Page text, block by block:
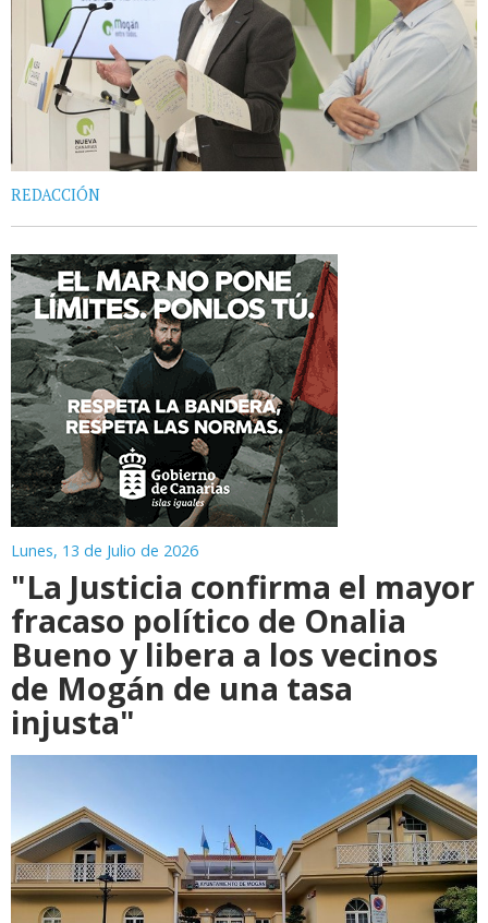
REDACCIÓN
Lunes, 13 de Julio de 2026
"La Justicia confirma el mayor
fracaso político de Onalia
Bueno y libera a los vecinos
de Mogán de una tasa
injusta"